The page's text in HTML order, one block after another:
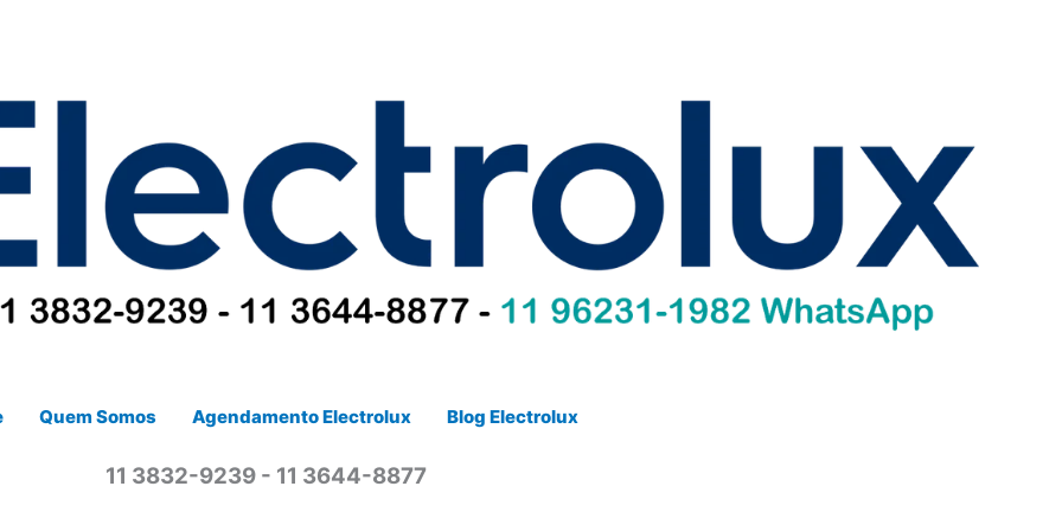
Quem Somos Agendamento Electrolux Blog Electrolux
11 3832-9239 - 11 3644-8877